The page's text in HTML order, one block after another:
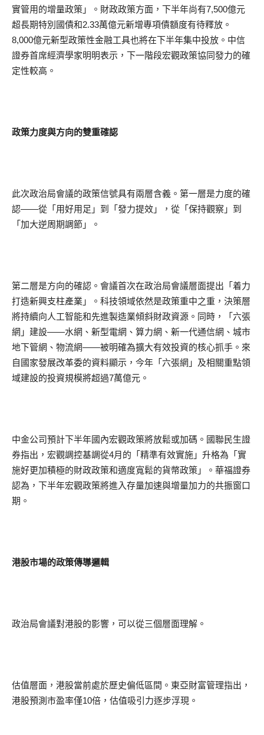
實管用的增量政策」。財政政策方面，下半年尚有7,500億元
超長期特別國債和2.33萬億元新增專項債額度有待釋放。
8,000億元新型政策性金融工具也將在下半年集中投放。中信
證券首席經濟學家明明表示，下一階段宏觀政策協同發力的確
定性較高。
政策力度與方向的雙重確認
此次政治局會議的政策信號具有兩層含義。第一層是力度的確
認——從「用好用足」到「發力提效」，從「保持觀察」到
「加大逆周期調節」。
第二層是方向的確認。會議首次在政治局會議層面提出「着力
打造新興支柱產業」。科技領域依然是政策重中之重，決策層
將持續向人工智能和先進製造業傾斜財政資源。同時，「六張
網」建設——水網、新型電網、算力網、新一代通信網、城市
地下管網、物流網——被明確為擴大有效投資的核心抓手。來
自國家發展改革委的資料顯示，今年「六張網」及相關重點領
域建設的投資規模將超過7萬億元。
中金公司預計下半年國內宏觀政策將放鬆或加碼。國聯民生證
券指出，宏觀調控基調從4月的「精準有效實施」升格為「實
施好更加積極的財政政策和適度寬鬆的貨幣政策」。華福證券
認為，下半年宏觀政策將進入存量加速與增量加力的共振窗口
期。
港股市場的政策傳導邏輯
政治局會議對港股的影響，可以從三個層面理解。
估值層面，港股當前處於歷史偏低區間。東亞財富管理指出，
港股預測市盈率僅10倍，估值吸引力逐步浮現。